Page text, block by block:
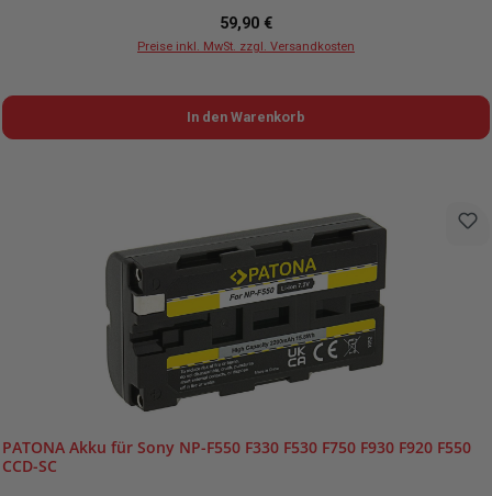
Regulärer Preis:
59,90 €
Preise inkl. MwSt. zzgl. Versandkosten
In den Warenkorb
PATONA Akku für Sony NP-F550 F330 F530 F750 F930 F920 F550
CCD-SC